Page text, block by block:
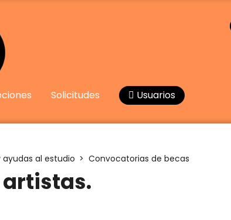
Solicitudes Usuarios
ayudas al estudio Convocatorias de becas
artistas.